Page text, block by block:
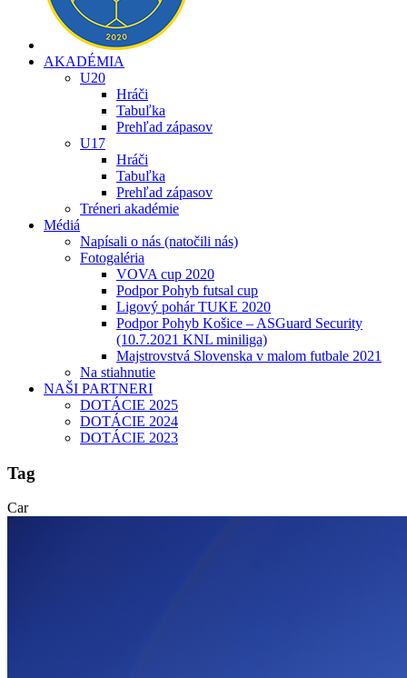
AKADÉMIA
U20
Hráči
Tabuľka
Prehľad zápasov
U17
Hráči
Tabuľka
Prehľad zápasov
Tréneri akadémie
Médiá
Napísali o nás (natočili nás)
Fotogaléria
VOVA cup 2020
Podpor Pohyb futsal cup
Ligový pohár TUKE 2020
Podpor Pohyb Košice – ASGuard Security
(10.7.2021 KNL miniliga)
Majstrovstvá Slovenska v malom futbale 2021
Na stiahnutie
NAŠI PARTNERI
DOTÁCIE 2025
DOTÁCIE 2024
DOTÁCIE 2023
Tag
Car